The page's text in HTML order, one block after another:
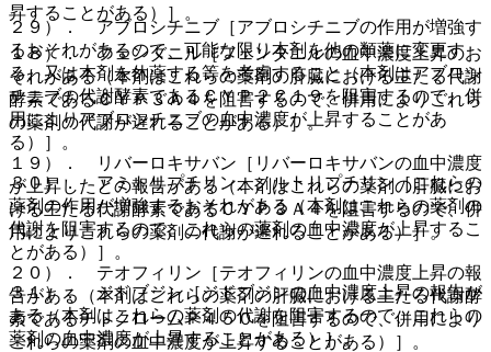
２９）． アブロシチニブ［アブロシチニブの作用が増強す
るおそれがあるので、可能な限り本剤を他の類薬に変更す
る、又は本剤を休薬する等を考慮すること（本剤はアブロシ
チニブの代謝酵素であるＣＹＰ２Ｃ１９を阻害するので、併
用によりアブロシチニブの血中濃度が上昇することがあ
る）］。
３０）． アミトリプチリン、ノルトリプチリン［これらの
薬剤の作用が増強するおそれがある（本剤はこれらの薬剤の
代謝を阻害するので、これらの薬剤の血中濃度が上昇するこ
とがある）］。
３１）． ジドブジン［ジドブジンの血中濃度上昇の報告が
ある（本剤はこれらの薬剤の代謝を阻害するので、これらの
薬剤の血中濃度が上昇することがある）］。
昇することがある）］。
１８）． フェンタニル［フェンタニルの血中濃度上昇のお
それがある（本剤はこれらの薬剤の肝臓における主たる代謝
酵素であるＣＹＰ３Ａ４を阻害するので、併用によりこれら
の薬剤の代謝が遅れることがある）］。
１９）． リバーロキサバン［リバーロキサバンの血中濃度
が上昇したとの報告がある（本剤はこれらの薬剤の肝臓にお
ける主たる代謝酵素であるＣＹＰ３Ａ４を阻害するので、併
用によりこれらの薬剤の代謝が遅れることがある）］。
２０）． テオフィリン［テオフィリンの血中濃度上昇の報
告がある（本剤はこれらの薬剤の肝臓における主たる代謝酵
素であるチトクロームＰ４５０を阻害するので、併用により
これらの薬剤の血中濃度が上昇することがある）］。